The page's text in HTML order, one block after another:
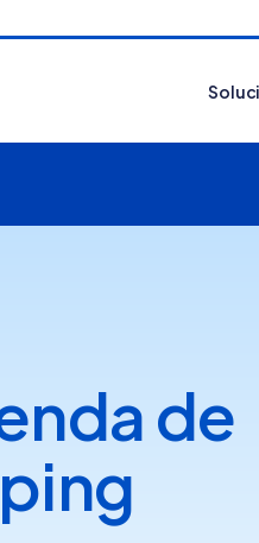
de